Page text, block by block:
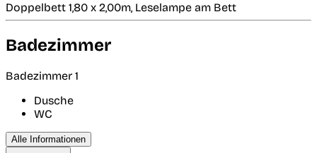
Doppelbett 1,80 x 2,00m, Leselampe am Bett
Badezimmer
Badezimmer 1
Dusche
WC
Alle Informationen